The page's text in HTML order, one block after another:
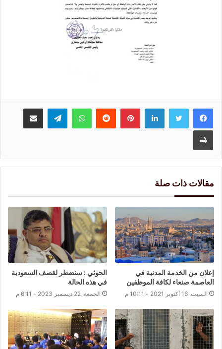
لينكدإنبينتيريست واتسابتيلقرام مشاركة عبر البريد
طباعة
مقالات ذات صلة
إعلان من الخدمة المدنية في
العاصمة صنعاء لكافة الموظفين
السبت, 16 أكتوبر 2021 - 10:11 م
الحوثي : سنضطر لقصف السعودية
في هذه الحالة
الجمعة, 22 ديسمبر 2023 - 6:11 م